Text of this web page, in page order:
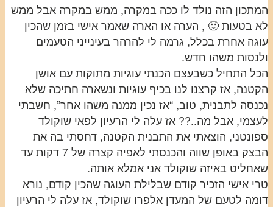
המתכון הזה נולד לו ככה במקרה, ממש במקרה אבל ממש
לא בטעות 🙂 , הערה או הארה שאמר אישי בזמן שהכין
עוגה אחרת בכלל, גרמה לי להרהר בעינייני הטעמים
ולנסות משהו חדש.
הכל התחיל כשבעצם הכנתי עוגיות מתוקות עם אושן
הקטנה, אז קרצנו לנו בכיף עוגיות ונשארה חתיכה שלא
נכנסה לתבנית, טוב, “אז נכין ממנה משהו אחר”, חשבתי
לעצמי, אבל מה..?? אז עלה לי הרעיון לפאי שוקולד
ספונטני, הוצאתי את התבנית הקטנה, דחסתי בה את
הבצק באופן שווה והכנסתי לאפיה קצרה של 7 דקות עד
שאחליט באיזה שוקולד אני אמלא אותה.
טרי אישי הזכיר קודם שבלילת העוגה שהכין קודם, נורא
דומה לטעם של המעדן אלפרו שוקולד, אז עלה לי הרעיון